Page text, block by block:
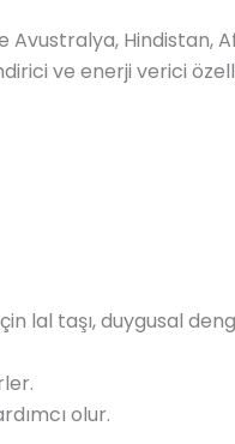
Hindistan,
ve enerji verici
lal taşı, duygusal
olur.